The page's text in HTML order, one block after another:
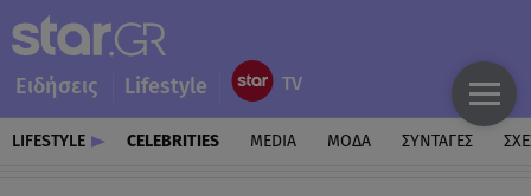
Ειδήσεις Lifestyle
LIFESTYLE CELEBRITIES MEDIA ΜΟΔΑ ΣΥΝΤΑΓΕΣ